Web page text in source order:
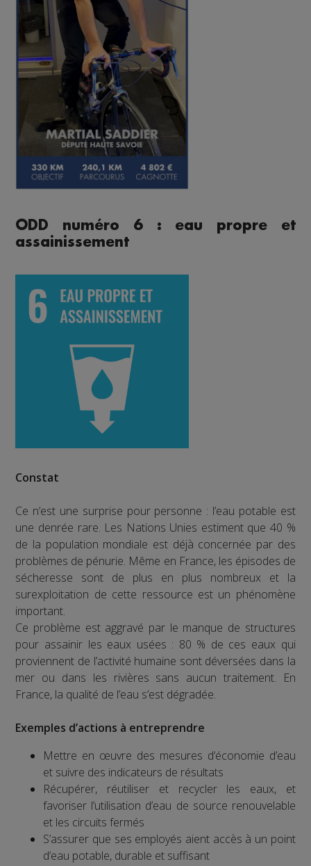
ODD numéro 6 : eau propre et
assainissement
Constat
Ce n’est une surprise pour personne : l’eau potable est
une denrée rare. Les Nations Unies estiment que 40 %
de la population mondiale est déjà concernée par des
problèmes de pénurie. Même en France, les épisodes de
sécheresse sont de plus en plus nombreux et la
surexploitation de cette ressource est un phénomène
important.
Ce problème est aggravé par le manque de structures
pour assainir les eaux usées : 80 % de ces eaux qui
proviennent de l’activité humaine sont déversées dans la
mer ou dans les rivières sans aucun traitement. En
France, la qualité de l’eau s’est dégradée.
Exemples d’actions à entreprendre
Mettre en œuvre des mesures d’économie d’eau
et suivre des indicateurs de résultats
Récupérer, réutiliser et recycler les eaux, et
favoriser l’utilisation d’eau de source renouvelable
et les circuits fermés
S’assurer que ses employés aient accès à un point
d’eau potable, durable et suffisant